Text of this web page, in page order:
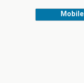
Mobile